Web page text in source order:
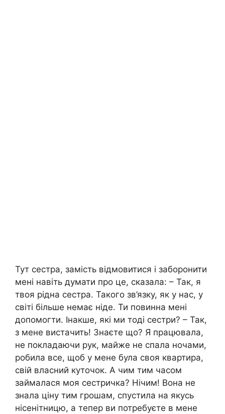
Тут сестра, замість відмовитися і заборонити
мені навіть думати про це, сказала: – Так, я
твоя рідна сестра. Такого зв’язку, як у нас, у
світі більше немає ніде. Ти повинна мені
допомогти. Інакше, які ми тоді сестри? – Так,
з мене вистачить! Знаєте що? Я працювала,
не покладаючи рук, майже не спала ночами,
робила все, щоб у мене була своя квартира,
свій власний куточок. А чим тим часом
займалася моя сестричка? Нічим! Вона не
знала ціну тим грошам, спустила на якусь
нісенітницю, а тепер ви потребуєте в мене